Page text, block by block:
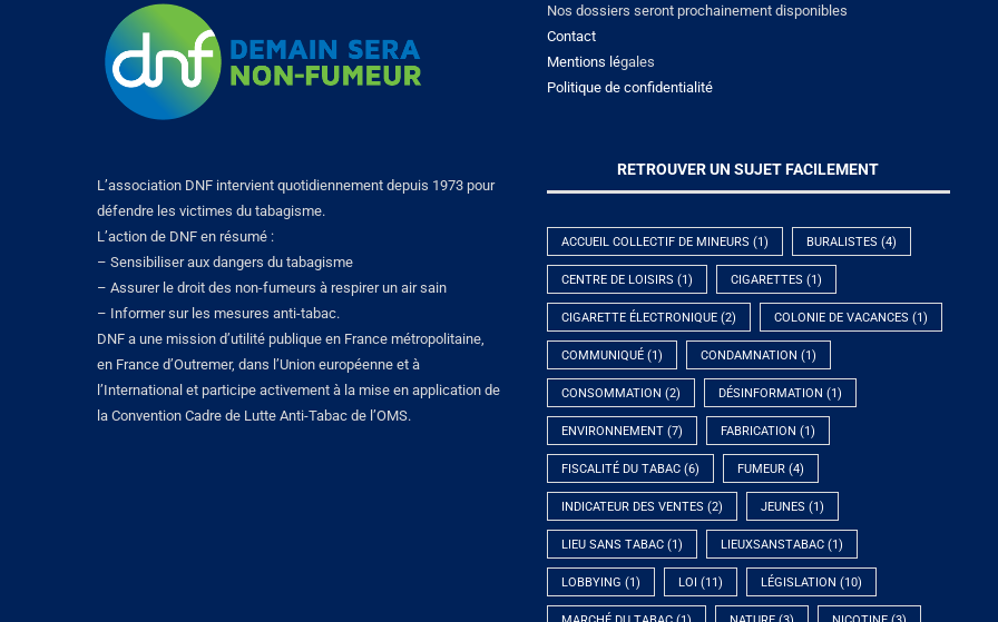
L’association DNF intervient quotidiennement depuis 1973 pour
défendre les victimes du tabagisme.
L’action de DNF en résumé :
– Sensibiliser aux dangers du tabagisme
– Assurer le droit des non-fumeurs à respirer un air sain
– Informer sur les mesures anti-tabac.
DNF a une mission d’utilité publique en France métropolitaine,
en France d’Outremer, dans l’Union européenne et à
l’International et participe activement à la mise en application de
la Convention Cadre de Lutte Anti-Tabac de l’OMS.
Nos dossiers seront prochainement disponibles
Contact
Mentions légales
Politique de confidentialité
RETROUVER UN SUJET FACILEMENT
ACCUEIL COLLECTIF DE MINEURS (1) BURALISTES (4)
CENTRE DE LOISIRS (1) CIGARETTES (1)
CIGARETTE ÉLECTRONIQUE(2) COLONIE DE VACANCES (1)
COMMUNIQUÉ(1) CONDAMNATION (1)
CONSOMMATION (2) DÉSINFORMATION (1)
ENVIRONNEMENT(7) FABRICATION (1)
FISCALITÉ DU TABAC(6) FUMEUR(4)
INDICATEUR DES VENTES (2) JEUNES (1)
LIEU SANS TABAC(1) LIEUXSANSTABAC(1)
LOBBYING (1) LOI (11) LÉGISLATION (10)